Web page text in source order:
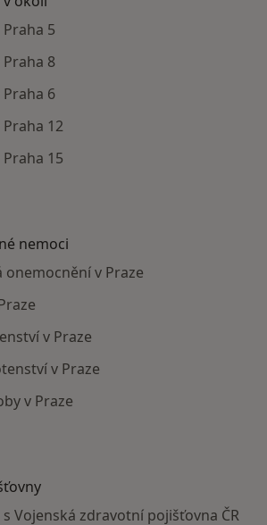
5
8
6
12
15
nemoci
onemocnění v Praze
v Praze
v Praze
v Praze
Vojenská zdravotní pojišťovna ČR